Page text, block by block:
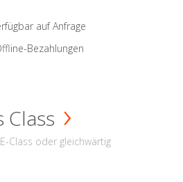
auf Anfrage
Bezahlungen
Class
Class oder gleichwärtig